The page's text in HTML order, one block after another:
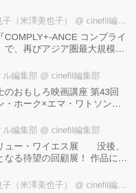
にて9月23日まで開催中！
（米澤美也子） @ cinefil編集部
COMPLY+-ANCE コンプライ
で、再びアジア圏最大規模の
ル・パノラマ部門"に正式招
ル編集部 @ cinefil編集部
のおもしろ映画講座 第43回
・ホーク×エマ・ワトソン。
撃のサスペンス『リグレッシ
ル編集部 @ cinefil編集部
ュー・ワイエス展 没後、
なる待望の回顧展！ 作品に描
豊田市美術館にて7月18日か
（米澤美也子） @ cinefil編集部